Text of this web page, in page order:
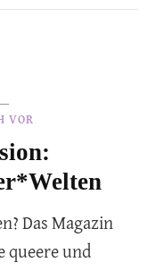
VOR
Das Magazin
queere und